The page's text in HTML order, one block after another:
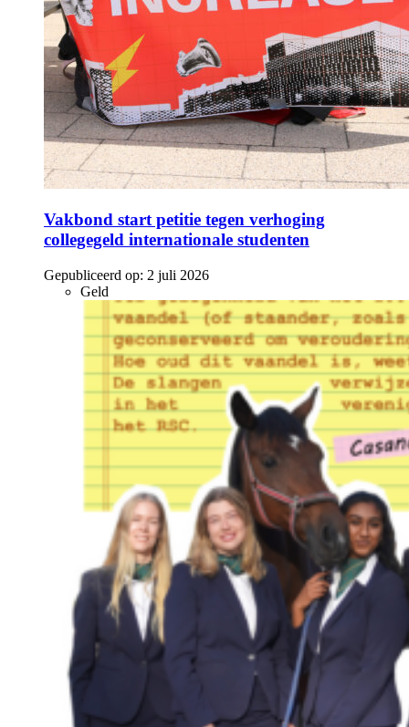
Vakbond start petitie tegen verhoging
collegegeld internationale studenten
Gepubliceerd op: 2 juli 2026
Geld